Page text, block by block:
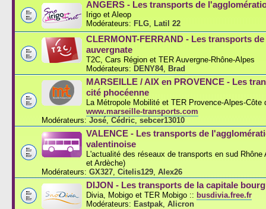
ANGERS - Les transports de
Irigo et Aleop
Modérateurs: FLG Latil 22
CLERMONT-FERRAND - Les transports
auvergnate
T2C, Cars Région et TER Auvergne-Rhône-Alpes
Modérateurs: DENY84, Brad
MARSEILLE / AIX en PROVENCE - Les
cité phocéenne
La Métropole Mobilité et TER Provence-Alpes-Côte
www.marseille-transports.com
Modérateurs: José Cédric sebcer13010
VALENCE - Les transports de
valentinoise
L'actualité des réseaux de transports en sud Rhône
et Ardèche)
Modérateurs: GX327 Citelis129 Alex26
DIJON - Les transports de la capitale
Divia, Mobigo et TER Mobigo :: busdivia.free.fr
Modérateurs: Eastpak Alicron